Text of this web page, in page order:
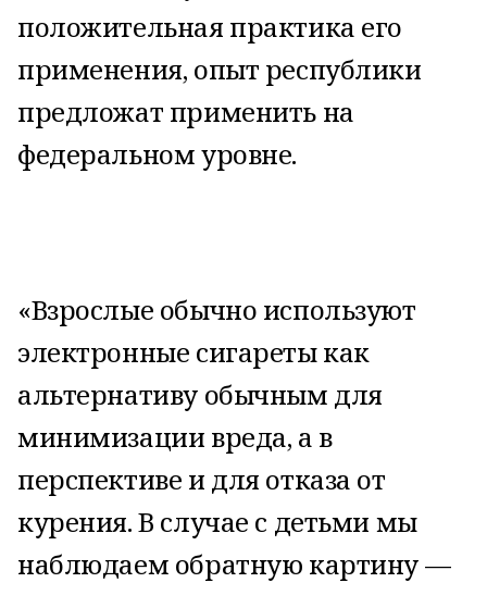
положительная практика его
применения, опыт республики
предложат применить на
федеральном уровне.
«Взрослые обычно используют
электронные сигареты как
альтернативу обычным для
минимизации вреда, а в
перспективе и для отказа от
курения. В случае с детьми мы
наблюдаем обратную картину —